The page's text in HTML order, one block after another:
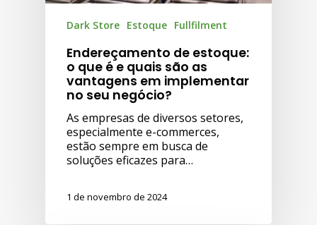
Dark Store Estoque Fullfilment
Endereçamento de estoque:
o que é e quais são as
vantagens em implementar
no seu negócio?
As empresas de diversos setores,
especialmente e-commerces,
estão sempre em busca de
soluções eficazes para…
1 de novembro de 2024